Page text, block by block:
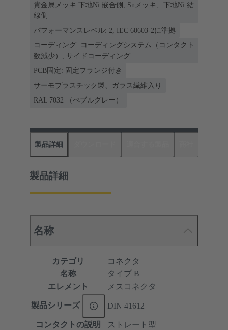
貴金属メッキ 下地Ni 嵌合側, Snメッキ、下地Ni 結
線側
パフォーマンスレベル: 2, IEC 60603-2に準拠
コーディング: コーディングシステム（コンタクト
数減少）, サイドコーディング
PCB固定: 固定フランジ付き
サーモプラスチック製、ガラス繊維入り
RAL 7032 （ぺブルグレー）
製品詳細
製品詳細
名称
カテゴリ
コネクタ
名称
タイプ B
エレメント
メスコネクタ
製品シリーズ DIN 41612
コンタクトの説明 ストレート型